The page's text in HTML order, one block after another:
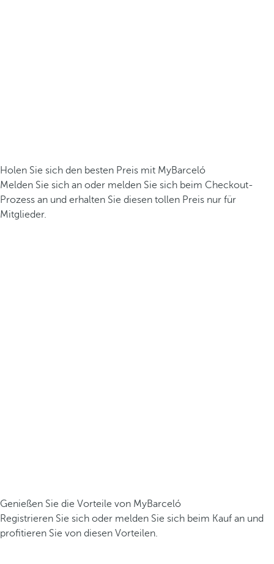
Holen Sie sich den besten Preis mit MyBarceló
Melden Sie sich an oder melden Sie sich beim Checkout-
Prozess an und erhalten Sie diesen tollen Preis nur für
Mitglieder.
Genießen Sie die Vorteile von MyBarceló
Registrieren Sie sich oder melden Sie sich beim Kauf an und
profitieren Sie von diesen Vorteilen.